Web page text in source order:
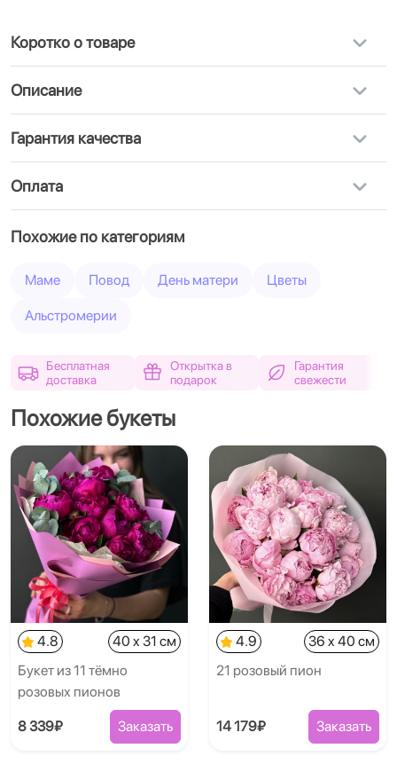
Коротко о товаре
Описание
Гарантия качества
Оплата
Похожие по категориям
Маме Повод День матери Цветы
Альстромерии
Бесплатная
доставка
Открытка в
подарок
Гарантия
свежести
Похожие букеты
4.8
40 x 31 см
Букет из 11 тёмно
розовых пионов
8 339₽ Заказать
4.9
36 x 40 см
21 розовый пион
14 179₽ Заказать